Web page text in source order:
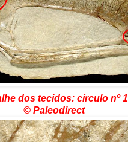
dos tecidos: círculo nº 1
© Paleodirect